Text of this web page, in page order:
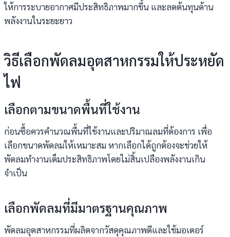
ให้การระบายอากาศมีประสิทธิภาพมากขึ้น และลดต้นทุนด้าน
พลังงานในระยะยาว
วิธีเลือกพัดลมอุตสาหกรรมให้ประหยัด
ไฟ
เลือกตามขนาดพื้นที่ใช้งาน
ก่อนซื้อควรคำนวณพื้นที่ใช้งานและปริมาณลมที่ต้องการ เพื่อ
เลือกขนาดพัดลมให้เหมาะสม หากเลือกได้ถูกต้องจะช่วยให้
พัดลมทำงานเต็มประสิทธิภาพโดยไม่สิ้นเปลืองพลังงานเกิน
จำเป็น
เลือกพัดลมที่มีมาตรฐานคุณภาพ
พัดลมอุตสาหกรรมที่ผลิตจากวัสดุคุณภาพดีและใช้มอเตอร์